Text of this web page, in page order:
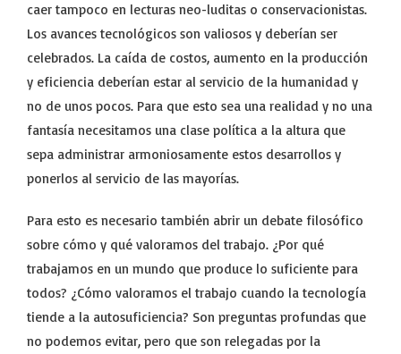
caer tampoco en lecturas neo-luditas o conservacionistas.
Los avances tecnológicos son valiosos y deberían ser
celebrados. La caída de costos, aumento en la producción
y eficiencia deberían estar al servicio de la humanidad y
no de unos pocos. Para que esto sea una realidad y no una
fantasía necesitamos una clase política a la altura que
sepa administrar armoniosamente estos desarrollos y
ponerlos al servicio de las mayorías.
Para esto es necesario también abrir un debate filosófico
sobre cómo y qué valoramos del trabajo. ¿Por qué
trabajamos en un mundo que produce lo suficiente para
todos? ¿Cómo valoramos el trabajo cuando la tecnología
tiende a la autosuficiencia? Son preguntas profundas que
no podemos evitar, pero que son relegadas por la